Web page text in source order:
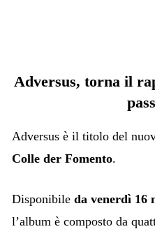
Adversus, torna il
Adversus è il titolo del
Colle der Fomento.
Disponibileda venerdì 16
l’album è composto da